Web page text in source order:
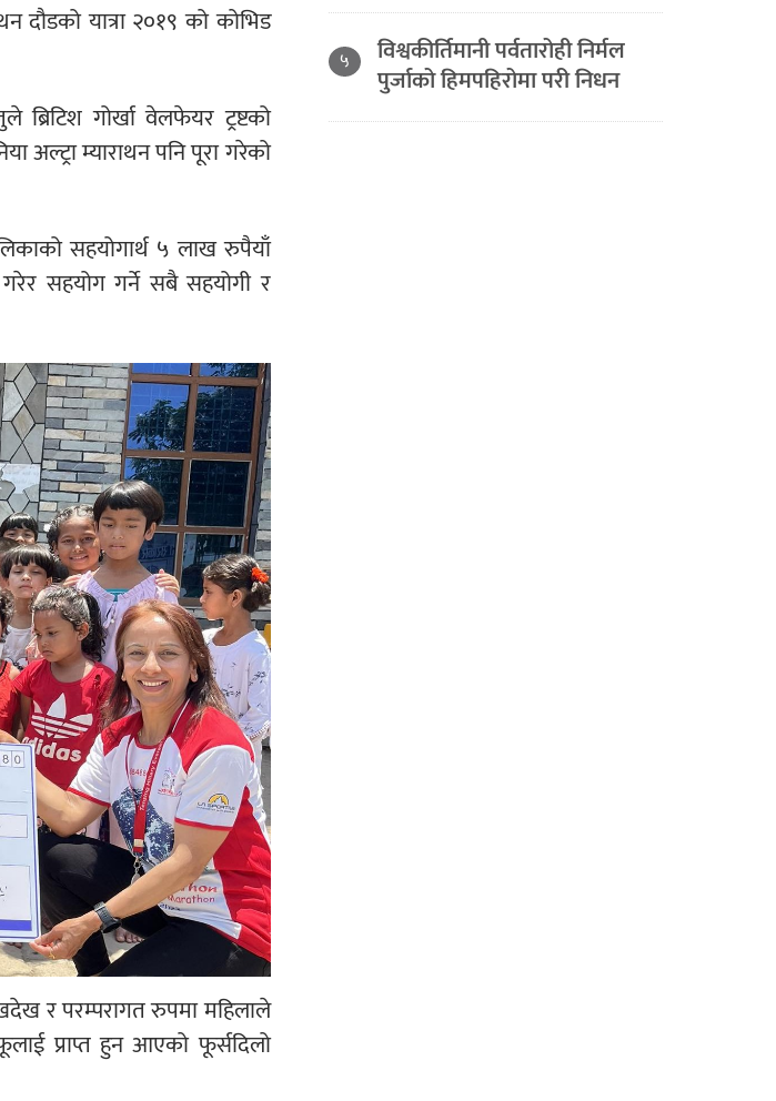
दौडको यात्रा २०१९ को कोभिड
गोर्खा वेलफेयर ट्रष्टको
अल्ट्रा म्याराथन पनि पूरा गरेको
सहयोगार्थ ५ लाख रुपैयाँ
गरेर सहयोग गर्ने सबै सहयोगी र
र परम्परागत रुपमा महिलाले
प्राप्त हुन आएको फूर्सदिलो
५ विश्वकीर्तिमानी पर्वतारोही निर्मल
पुर्जाको हिमपहिरोमा परी निधन